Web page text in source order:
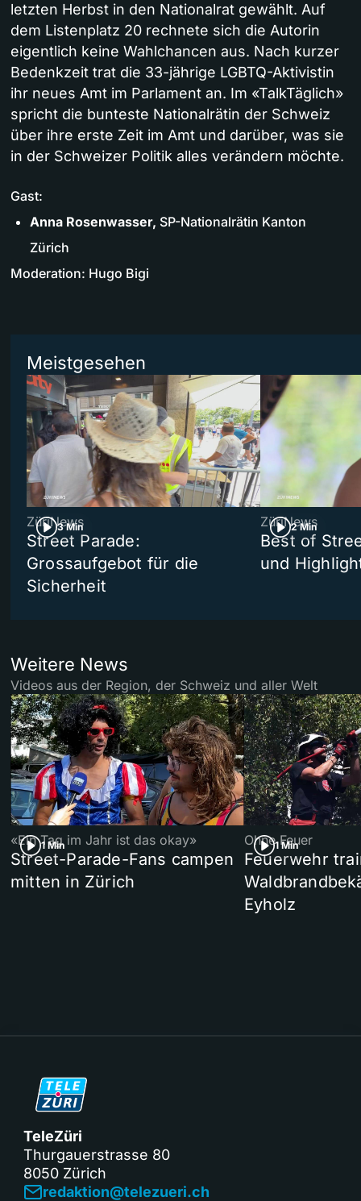
letzten Herbst in den Nationalrat gewählt. Auf
dem Listenplatz 20 rechnete sich die Autorin
eigentlich keine Wahlchancen aus. Nach kurzer
Bedenkzeit trat die 33-jährige LGBTQ-Aktivistin
ihr neues Amt im Parlament an. Im «TalkTäglich»
spricht die bunteste Nationalrätin der Schweiz
über ihre erste Zeit im Amt und darüber, was sie
in der Schweizer Politik alles verändern möchte.
Gast:
Anna Rosenwasser, SP-Nationalrätin Kanton
Zürich
Moderation: Hugo Bigi
Meistgesehen
3 Min
ZüriNews
Street Parade:
Grossaufgebot für die
Sicherheit
2 Min
ZüriNews
Best of
und
Weitere News
Videos aus der Region, der Schweiz und aller Welt
1 Min
«Ein Tag im Jahr ist das okay»
Street-Parade-Fans campen
mitten in Zürich
1 Min
Ohne Feuer
Feuerwehr
Eyholz
TeleZüri
Thurgauerstrasse 80
8050 Zürich
redaktion@telezueri.ch